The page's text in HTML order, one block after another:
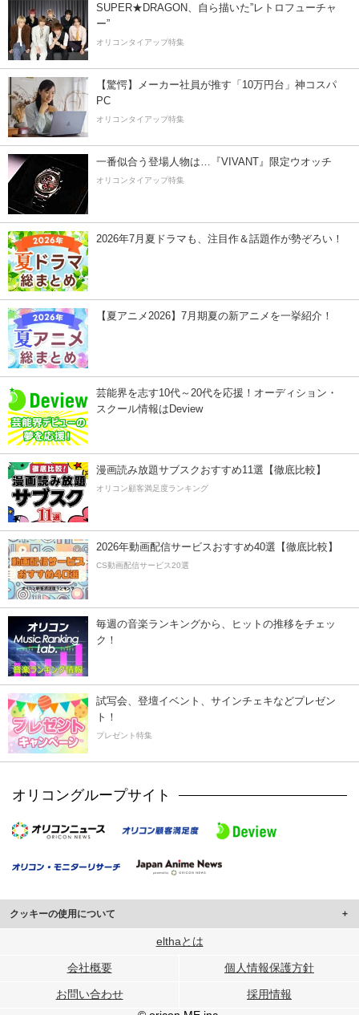
SUPER★DRAGON、自ら描いた”レトロフューチャ
ー”
オリコンタイアップ特集
【驚愕】メーカー社員が推す「10万円台」神コスパ
PC
オリコンタイアップ特集
一番似合う登場人物は…『VIVANT』限定ウオッチ
オリコンタイアップ特集
2026年7月夏ドラマも、注目作＆話題作が勢ぞろい！
【夏アニメ2026】7月期夏の新アニメを一挙紹介！
芸能界を志す10代～20代を応援！オーディション・
スクール情報はDeview
漫画読み放題サブスクおすすめ11選【徹底比較】
オリコン顧客満足度ランキング
2026年動画配信サービスおすすめ40選【徹底比較】
CS動画配信サービス20選
毎週の音楽ランキングから、ヒットの推移をチェッ
ク！
試写会、登壇イベント、サインチェキなどプレゼン
ト！
プレゼント特集
オリコングループサイト
クッキーの使用について
このサイトでは Cookie を使用して、ユーザーに合わせたコンテンツや広告の
行っています。
メディアや広告配信、データ解析の各パートナーに提供しています。
各パートナーは、この情報とユーザーが各パートナーに提供した他の情報や、
elthaとは
会社概要 個人情報保護方針
お問い合わせ
採用情報